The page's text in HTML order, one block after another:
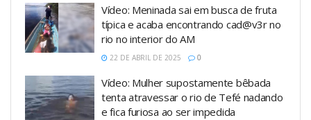
Vídeo: Meninada sai em busca de fruta
típica e acaba encontrando cad@v3r no
rio no interior do AM
22 DE ABRIL DE 2025 0
Vídeo: Mulher supostamente bêbada
tenta atravessar o rio de Tefé nadando
e fica furiosa ao ser impedida